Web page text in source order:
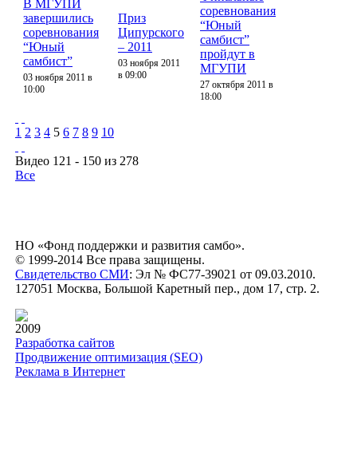
В МГУПИ
завершились
соревнования
“Юный
самбист”
03 ноября 2011 в
10:00
Приз
Ципурского
– 2011
03 ноября 2011
в 09:00
соревнования
“Юный
самбист”
пройдут в
МГУПИ
27 октября 2011 в
18:00
1 2 3 4 5 6 7 8 9 10
Видео 121 - 150 из 278
Все
НО «Фонд поддержки и развития самбо».
© 1999-2014 Все права защищены.
Свидетельство СМИ: Эл № ФС77-39021 от 09.03.2010.
127051 Москва, Большой Каретный пер., дом 17, стр. 2.
2009
Разработка сайтов
Продвижение оптимизация (SEO)
Реклама в Интернет